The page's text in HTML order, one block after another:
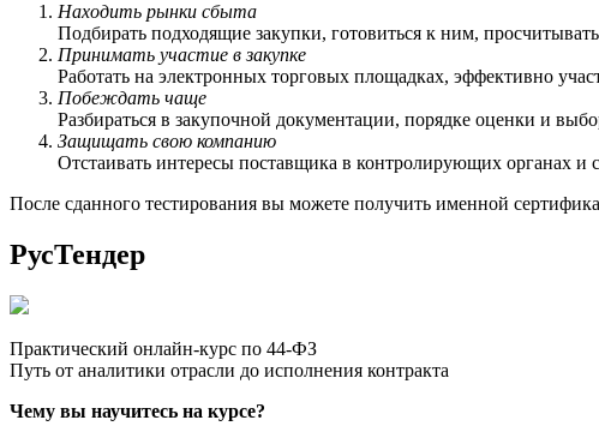
Находить рынки сбыта
Подбирать подходящие закупки, готовиться к ним,
Принимать участие в закупке
Работать на электронных торговых площадках, эффективно
Побеждать чаще
Разбираться в закупочной документации, порядке оценки и
Защищать свою компанию
Отстаивать интересы поставщика в контролирующих органах и
После сданного тестирования вы можете получить именной
РусТендер
Практический онлайн-курс по 44-ФЗ
Путь от аналитики отрасли до исполнения контракта
Чему вы научитесь на курсе?